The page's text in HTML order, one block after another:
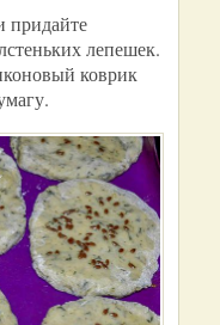
придайте
лепешек.
коврик